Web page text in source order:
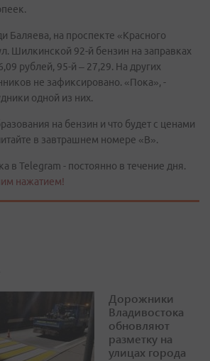
Баляева, на проспекте «Красного
Шилкинской 92-й бензин на заправках
рублей, 95-й – 27,29. На других
не зафиксировано. «Пока», -
одной из них.
на бензин и что будет с ценами
в завтрашнем номере «В».
в Telegram - постоянно в течение дня.
нажатием!
Дорожники
Владивостока
обновляют
разметку на
улицах города